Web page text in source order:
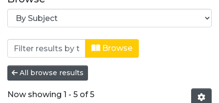
Browsing Especialización en
Browse
All browse results
Now showing 1 - 5 of 5